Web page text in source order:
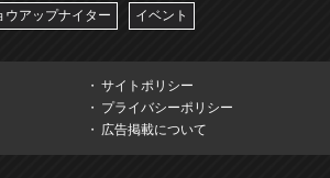
ウアップナイター イベント
サイトポリシー
プライバシーポリシー
広告掲載について